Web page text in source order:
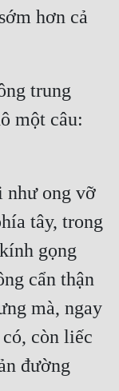
hơn cả
trung
một câu:
ong vỡ
tây, trong
gọng
cẩn thận
mà, ngay
còn liếc
đường